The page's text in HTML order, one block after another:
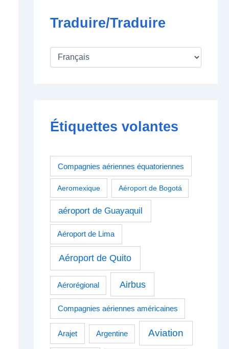
Traduire/Traduire
Étiquettes volantes
Compagnies aériennes équatoriennes
Aeromexique Aéroport de Bogotá
aéroport de Guayaquil
Aéroport de Lima
Aéroport de Quito
Aérorégional Airbus
Compagnies aériennes américaines
Arajet Argentine Aviation